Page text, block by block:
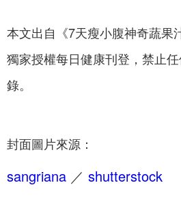
本文出自《7天瘦小腹神奇蔬果
獨家授權每日健康刊登，禁止
錄。
封面圖片來源：
sangriana ／ shutterstock